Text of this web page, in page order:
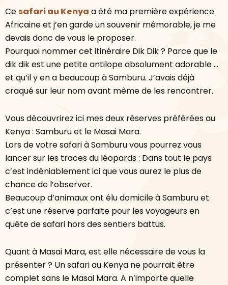
Ce safari au Kenya a été ma première expérience
Africaine et j’en garde un souvenir mémorable, je me
devais donc de vous le proposer.
Pourquoi nommer cet itinéraire Dik Dik ? Parce que le
dik dik est une petite antilope absolument adorable …
et qu’il y en a beaucoup à Samburu. J’avais déjà
craqué sur leur nom avant même de les rencontrer.
Vous découvrirez ici mes deux réserves préférées au
Kenya : Samburu et le Masai Mara.
Lors de votre safari à Samburu vous pourrez vous
lancer sur les traces du léopards : Dans tout le pays
c’est indéniablement ici que vous aurez le plus de
chance de l’observer.
Beaucoup d’animaux ont élu domicile à Samburu et
c’est une réserve parfaite pour les voyageurs en
quête de safari hors des sentiers battus.
Quant à Masai Mara, est elle nécessaire de vous la
présenter ? Un safari au Kenya ne pourrait être
complet sans le Masai Mara. A n’importe quelle